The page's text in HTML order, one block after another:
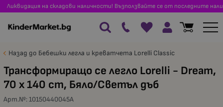
Ликвидация на складови наличности! Възползвайте се от последните
Назад до Бебешки легла и креватчета Lorelli Classic
Трансформиращо се легло Lorelli - Dream,
70 x 140 cm, Бяло/Светъл дъб
Арт.№:10150440045A